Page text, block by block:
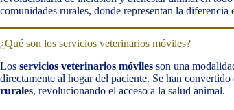
comunidades rurales, donde representan la
¿Qué son los servicios veterinarios móviles?
Los servicios veterinarios móviles son una
directamente al hogar del paciente. Se han
rurales, revolucionando el acceso a la salud animal.